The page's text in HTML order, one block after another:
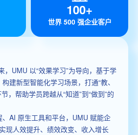
100+
世界 500 强企业客户
，UMU 以“效果学习”为导向，基于学
建新型智能化学习场景，打通“教、
，帮助学员跨越从“知道”到“做到”的
AI 原生工具和平台，UMU 赋能企
现人效提升、绩效改变、收入增长